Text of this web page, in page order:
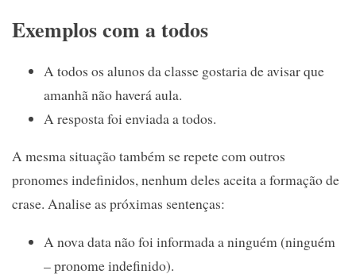
Exemplos com a todos
A todos os alunos da classe gostaria de avisar que
amanhã não haverá aula.
A resposta foi enviada a todos.
A mesma situação também se repete com outros
pronomes indefinidos, nenhum deles aceita a formação de
crase. Analise as próximas sentenças:
A nova data não foi informada a ninguém (ninguém
– pronome indefinido).